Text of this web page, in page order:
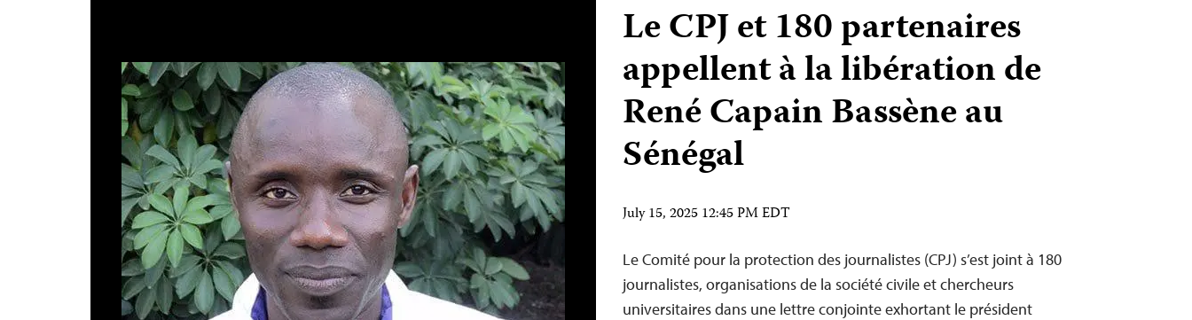
Le CPJ et 180 partenaires
appellent à la libération de
René Capain Bassène au
Sénégal
July 15, 2025 12:45 PM EDT
Le Comité pour la protection des journalistes (CPJ) s’est joint à 180
journalistes, organisations de la société civile et chercheurs
universitaires dans une lettre conjointe exhortant le président